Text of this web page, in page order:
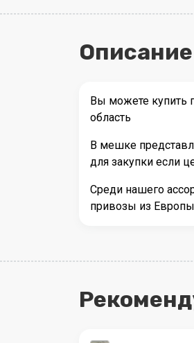
Вы можете купить
область
В мешке
для закупки если
Среди нашего
привозы из